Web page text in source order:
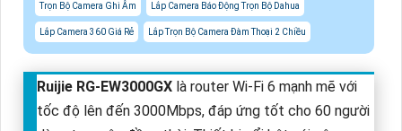
Trọn Bộ Camera Ghi Âm Lắp Camera Báo Động Trọn Bộ Dahua
Lắp Camera 360 Giá Rẻ Lắp Trọn Bộ Camera Đàm Thoại 2 Chiều
Ruijie RG-EW3000GX là router Wi-Fi 6 mạnh mẽ với
tốc độ lên đến 3000Mbps, đáp ứng tốt cho 60 người